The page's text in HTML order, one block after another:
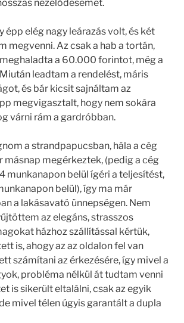
nézelődésemet.
elég nagy leárazás volt, és két
megvenni. Az csak a hab a tortán,
a 60.000 forintot, még a
leadtam a rendelést, máris
és bár kicsit sajnáltam az
megvigasztalt, hogy nem sokára
várni rám a gardróbban.
a strandpapucsban, hála a cég
megérkeztek, (pedig a cég
munkanapon belül ígéri a teljesítést,
belül), így ma már
a lakásavató ünnepségen. Nem
az elegáns, strasszos
házhoz szállítással kértük,
is, ahogy az az oldalon fel van
számítani az érkezésére, így mivel a
probléma nélkül át tudtam venni
is sikerült eltalálni, csak az egyik
mivel télen úgyis garantált a dupla